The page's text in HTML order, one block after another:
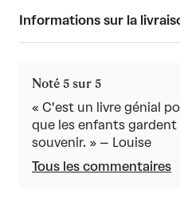
Informations sur la
Noté 5 sur 5
« C'est un livre génial
que les enfants
souvenir. » – Louise
Tous les commentaires